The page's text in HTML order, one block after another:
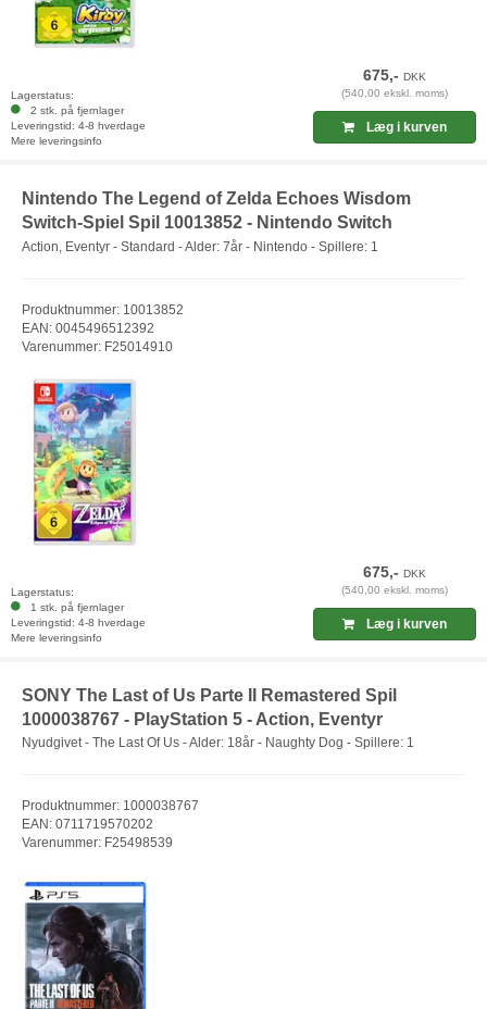
Lagerstatus:
2 stk. på fjernlager
Leveringstid: 4-8 hverdage
Mere leveringsinfo
675,-DKK
(540,00 ekskl. moms)
Læg i kurven
Nintendo The Legend of Zelda Echoes Wisdom
Switch-Spiel Spil 10013852 - Nintendo Switch
Action, Eventyr - Standard - Alder: 7år - Nintendo - Spillere: 1
Produktnummer: 10013852
EAN: 0045496512392
Varenummer: F25014910
Lagerstatus:
1 stk. på fjernlager
Leveringstid: 4-8 hverdage
Mere leveringsinfo
675,-DKK
(540,00 ekskl. moms)
Læg i kurven
SONY The Last of Us Parte II Remastered Spil
1000038767 - PlayStation 5 - Action, Eventyr
Nyudgivet - The Last Of Us - Alder: 18år - Naughty Dog - Spillere: 1
Produktnummer: 1000038767
EAN: 0711719570202
Varenummer: F25498539